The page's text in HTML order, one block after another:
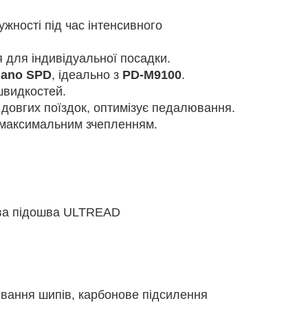
під час інтенсивного
індивідуальної посадки.
SPD, ідеально з PD-M9100.
поїздок, оптимізує педалювання.
зчепленням.
підошва ULTREAD
шипів, карбонове підсилення